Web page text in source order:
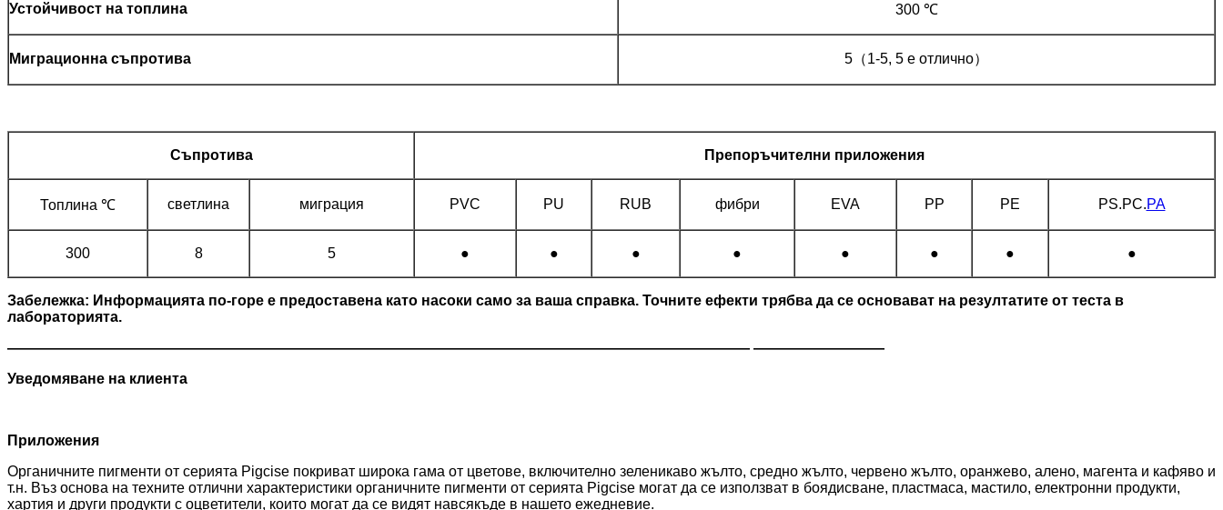
Устойчивост на топлина 300 ℃
Миграционна съпротива 5（1-5, 5 е отлично）
Съпротива Препоръчителни приложения
Топлина ℃ светлина миграция PVC PU RUB фибри EVA PP PE PS.PC.PA
300 8 5 ● ● ● ● ● ● ● ●
Забележка: Информацията по-горе е предоставена като насоки само за ваша справка. Точните ефекти трябва да се основават на резултатите от теста в
лабораторията.
——————————————————————————————————————————————————— —————————
Уведомяване на клиента
Приложения
Органичните пигменти от серията Pigcise покриват широка гама от цветове, включително зеленикаво жълто, средно жълто, червено жълто, оранжево, алено, магента и кафяво и
т.н. Въз основа на техните отлични характеристики органичните пигменти от серията Pigcise могат да се използват в боядисване, пластмаса, мастило, електронни продукти,
хартия и други продукти с оцветители, които могат да се видят навсякъде в нашето ежедневие.